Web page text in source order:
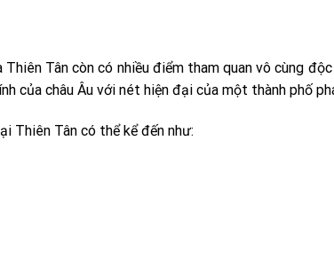
Tân còn có nhiều điểm tham quan vô cùng
của châu Âu với nét hiện đại của một thành phố
Thiên Tân có thể kể đến như: